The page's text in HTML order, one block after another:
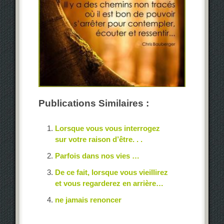
Publications Similaires :
Lorsque vous vous interrogez
sur votre raison d’être. . .
Parfois dans nos vies …
De ce fait, lorsque vous vieillirez
et vous regarderez en arrière…
ne jamais renoncer